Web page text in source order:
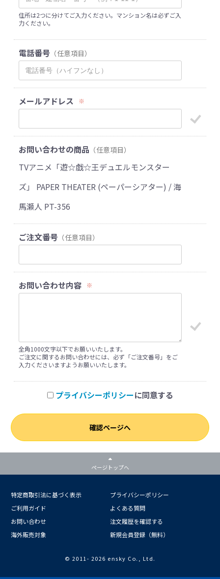
住所は2つに分けてご入力ください。マンション名は必ずご入
力ください。
電話番号 （任意項目）
メールアドレス ※
お問い合わせの商品 （任意項目）
TVアニメ「遊☆戯☆王デュエルモンスター
ズ」 PAPER THEATER (ペーパーシアター) / 海
馬瀬人 PT-356
ご注文番号 （任意項目）
お問い合わせ内容 ※
全角1000文字以下でお願いいたします。
ご注文に関するお問い合わせには、必ず「ご注文番号」をご
入力くださいますようお願いいたします。
プライバシーポリシーに同意する
確認ページへ
ページトップへ
特定商取引法に基づく表示
プライバシーポリシー
ご利用ガイド
よくある質問
お問い合わせ
注文履歴を確認する
海外販売対象
新規会員登録（無料）
© 2011- 2026 ensky Co., Ltd.